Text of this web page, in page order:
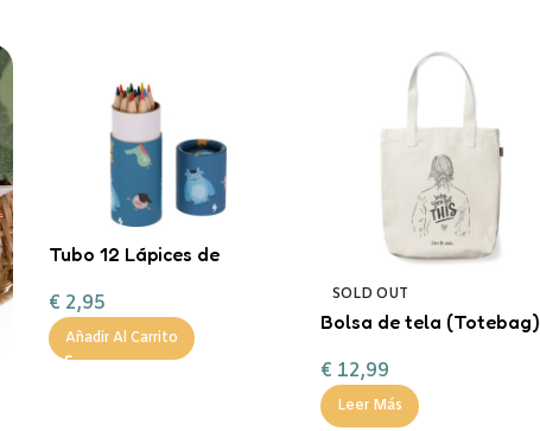
Tubo 12 Lápices de
€ 2,95
Añadir Al Carrito
SOLD OUT
Bolsa de tela (Totebag)
€ 12,99
Leer Más